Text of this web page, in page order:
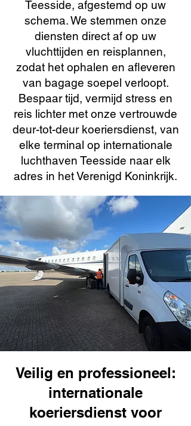
Teesside, afgestemd op uw
schema. We stemmen onze
diensten direct af op uw
vluchttijden en reisplannen,
zodat het ophalen en afleveren
van bagage soepel verloopt.
Bespaar tijd, vermijd stress en
reis lichter met onze vertrouwde
deur-tot-deur koeriersdienst, van
elke terminal op internationale
luchthaven Teesside naar elk
adres in het Verenigd Koninkrijk.
Veilig en professioneel:
internationale
koeriersdienst voor